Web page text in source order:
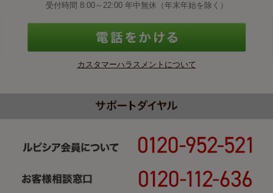
受付時間 8:00～22:00 年中無休（年末年始を除く）
カスタマーハラスメントについて